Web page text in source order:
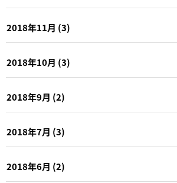
2018年11月 (3)
2018年10月 (3)
2018年9月 (2)
2018年7月 (3)
2018年6月 (2)